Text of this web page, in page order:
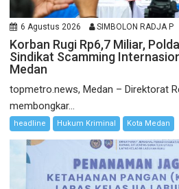
6 Agustus 2026 SIMBOLON RADJA P
Korban Rugi Rp6,7 Miliar,
Sindikat Scamming
Medan
topmetro.news, Medan – Direktorat
membongkar...
headline Hukum Kriminal Kota Medan